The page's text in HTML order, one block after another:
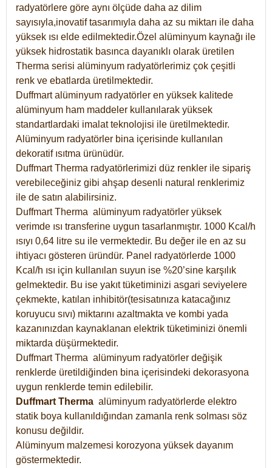
radyatörlere göre aynı ölçüde daha az dilim
sayısıyla,inovatif tasarımıyla daha az su miktarı ile daha
yüksek ısı elde edilmektedir.Özel alüminyum kaynağı ile
yüksek hidrostatik basınca dayanıklı olarak üretilen
Therma serisi alüminyum radyatörlerimiz çok çeşitli
renk ve ebatlarda üretilmektedir.
Duffmart alüminyum radyatörler en yüksek kalitede
alüminyum ham maddeler kullanılarak yüksek
standartlardaki imalat teknolojisi ile üretilmektedir.
Alüminyum radyatörler bina içerisinde kullanılan
dekoratif ısıtma ürünüdür.
Duffmart Therma radyatörlerimizi düz renkler ile sipariş
verebileceğiniz gibi ahşap desenli natural renklerimiz
ile de satın alabilirsiniz.
Duffmart Therma alüminyum radyatörler yüksek
verimde ısı transferine uygun tasarlanmıştır. 1000 Kcal/h
ısıyı 0,64 litre su ile vermektedir. Bu değer ile en az su
ihtiyacı gösteren üründür. Panel radyatörlerde 1000
Kcal/h ısı için kullanılan suyun ise %20’sine karşılık
gelmektedir. Bu ise yakıt tüketiminizi asgari seviyelere
çekmekte, katılan inhibitör(tesisatınıza katacağınız
koruyucu sıvı) miktarını azaltmakta ve kombi yada
kazanınızdan kaynaklanan elektrik tüketiminizi önemli
miktarda düşürmektedir.
Duffmart Therma alüminyum radyatörler değişik
renklerde üretildiğinden bina içerisindeki dekorasyona
uygun renklerde temin edilebilir.
Duffmart Therma alüminyum radyatörlerde elektro
statik boya kullanıldığından zamanla renk solması söz
konusu değildir.
Alüminyum malzemesi korozyona yüksek dayanım
göstermektedir.